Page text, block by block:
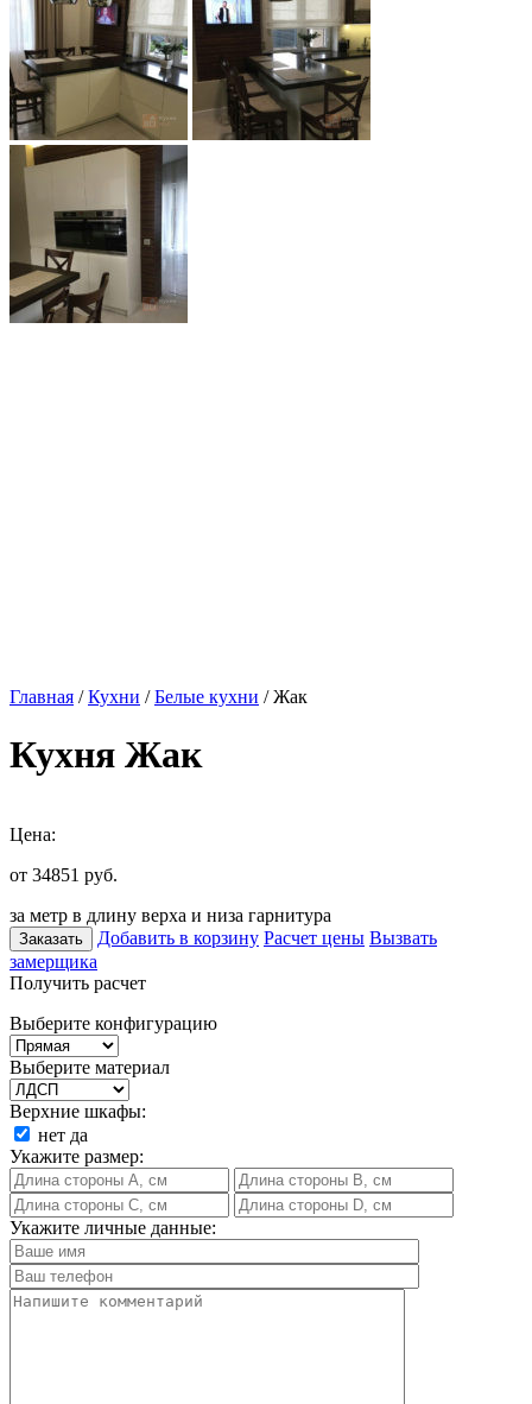
Главная /Кухни /Белые кухни / Жак
Кухня Жак
Цена:
от 34851 руб.
за метр в длину верха и низа гарнитура
Заказать Добавить в корзину Расчет цены Вызвать
замерщика
Получить расчет
Выберите конфигурацию
Выберите материал
Верхние шкафы:
нет да
Укажите размер:
Укажите личные данные: